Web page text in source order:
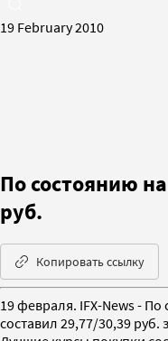
19 February 2010
По состоянию
руб.
Копировать ссылку
19 февраля. IFX-News -
составил 29,77/30,39